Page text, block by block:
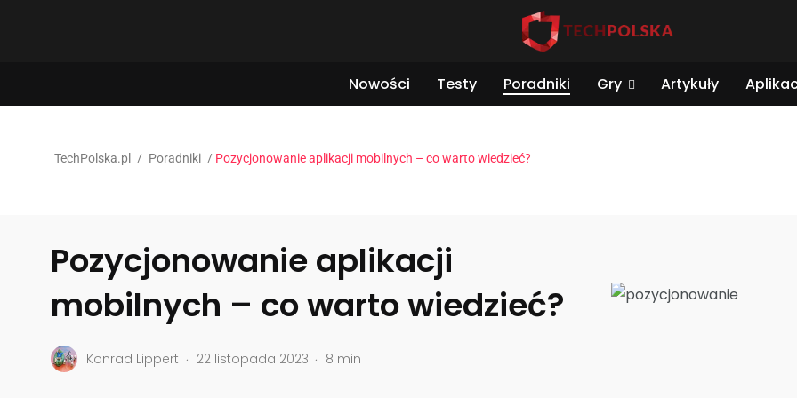
Nowości Testy Poradniki Gry Artykuły
TechPolska.pl / Poradniki / Pozycjonowanie aplikacji mobilnych – co warto wiedzieć?
Pozycjonowanie aplikacji
mobilnych – co warto wiedzieć?
Konrad Lippert . 22 listopada 2023 . 8 min